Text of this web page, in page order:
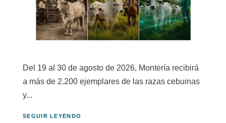
Del 19 al 30 de agosto de 2026, Montería recibirá
a más de 2.200 ejemplares de las razas cebuinas
y...
SEGUIR LEYENDO